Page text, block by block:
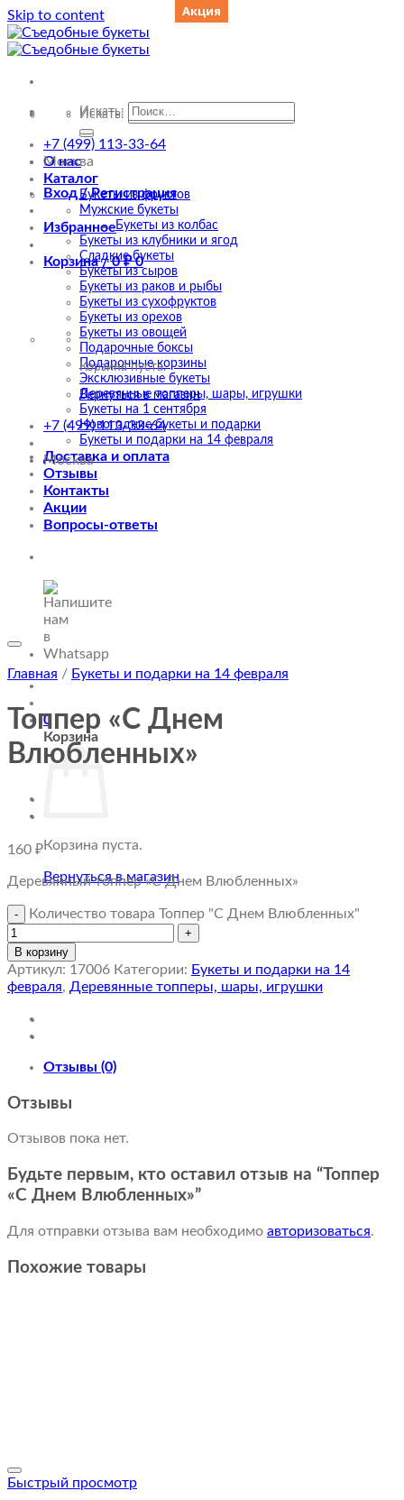
Skip to content
Искать:
О нас
Каталог
Букеты из фруктов
Мужские букеты
Букеты из колбас
Букеты из клубники и ягод
Сладкие букеты
Букеты из сыров
Букеты из раков и рыбы
Букеты из сухофруктов
Букеты из орехов
Букеты из овощей
Подарочные боксы
Подарочные корзины
Эксклюзивные букеты
Деревянные топперы, шары, игрушки
Букеты на 1 сентября
Новогодние букеты и подарки
Букеты и подарки на 14 февраля
Доставка и оплата
Отзывы
Контакты
Акции
Вопросы-ответы
0
Корзина
Корзина пуста.
Вернуться в магазин
Искать:
+7 (499) 113-33-64
Москва
Вход / Регистрация
Избранное
Корзина /0₽ 0
Корзина пуста.
Вернуться в магазин
+7 (499) 113-33-64
Москва
Главная / Букеты и подарки на 14 февраля
Топпер «С Днем
Влюбленных»
160 ₽
Деревянный топпер «С Днем Влюбленных»
Количество товара Топпер "С Днем Влюбленных"
В корзину
Артикул: 17006 Категории: Букеты и подарки на 14
февраля, Деревянные топперы, шары, игрушки
Отзывы (0)
Отзывы
Отзывов пока нет.
Будьте первым, кто оставил отзыв на “Топпер
«С Днем Влюбленных»”
Для отправки отзыва вам необходимо авторизоваться.
Похожие товары
Быстрый просмотр
Акция